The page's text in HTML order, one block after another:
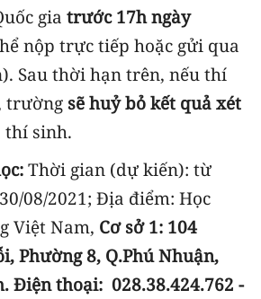
gia trước 17h ngày
nộp trực tiếp hoặc gửi qua
Sau thời hạn trên, nếu thí
trường sẽ huỷ bỏ kết quả xét
sinh.
Thời gian (dự kiến): từ
08/2021; Địa điểm: Học
Việt Nam, Cơ sở 1: 104
Phường 8, Q.Phú Nhuận,
Điện thoại: 028.38.424.762 -